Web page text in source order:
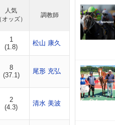
人気
（オッズ）
調教師
1
(1.8)
松山 康久
8
(37.1)
尾形 充弘
2
(4.3)
清水 美波